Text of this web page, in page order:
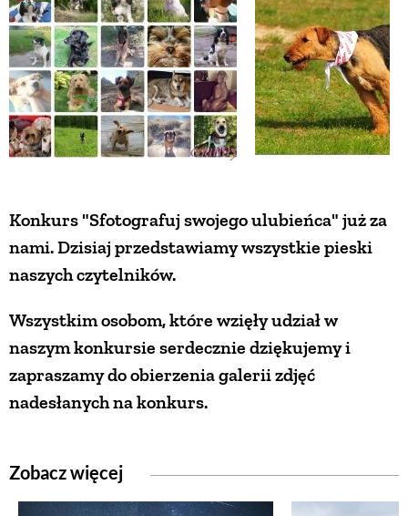
Konkurs "Sfotografuj swojego ulubieńca" już za
nami. Dzisiaj przedstawiamy wszystkie pieski
naszych czytelników.
Wszystkim osobom, które wzięły udział w
naszym konkursie serdecznie dziękujemy i
zapraszamy do obierzenia galerii zdjęć
nadesłanych na konkurs.
Zobacz więcej
DLA DOMU
EKO ŻYCIE
PRZYRODA
ZWIERZĘTA W NATURZE
KRAJOBRAZ
RZEMIOSŁO